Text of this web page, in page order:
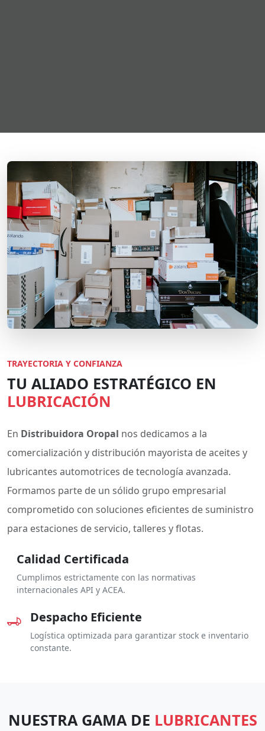
TRAYECTORIA Y CONFIANZA
TU ALIADO ESTRATÉGICO EN
LUBRICACIÓN
En Distribuidora Oropal nos dedicamos a la
comercialización y distribución mayorista de aceites y
lubricantes automotrices de tecnología avanzada.
Formamos parte de un sólido grupo empresarial
comprometido con soluciones eficientes de suministro
para estaciones de servicio, talleres y flotas.
Calidad Certificada
Cumplimos estrictamente con las normativas
internacionales API y ACEA.
Despacho Eficiente
Logística optimizada para garantizar stock e inventario
constante.
NUESTRA GAMA DE LUBRICANTES